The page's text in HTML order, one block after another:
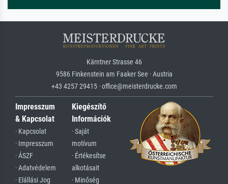
Kärntner Strasse 46
9586 Finkenstein am Faaker See · Austria
+43 4257 29415 · office@meisterdrucke.com
Impresszum
& Kapcsolat
· Kapcsolat
· Impresszum
· ÁSZF
· Adatvédelem
· Elállási Jog
Kiegészítő
Információk
· Saját
motívum
· Értékesítse
alkotásait
· Minőség